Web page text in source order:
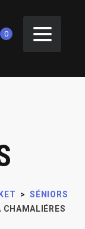
0
> SÉNIORS
CHAMALIÉRES